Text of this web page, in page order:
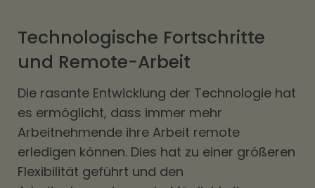
Technologische Fortschritte
und Remote-Arbeit
Die rasante Entwicklung der Technologie hat
es ermöglicht, dass immer mehr
Arbeitnehmende ihre Arbeit remote
erledigen können. Dies hat zu einer größeren
Flexibilität geführt und den